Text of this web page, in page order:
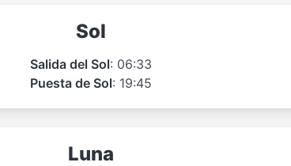
Sol
Salida del Sol: 06:33
Puesta de Sol: 19:45
Luna